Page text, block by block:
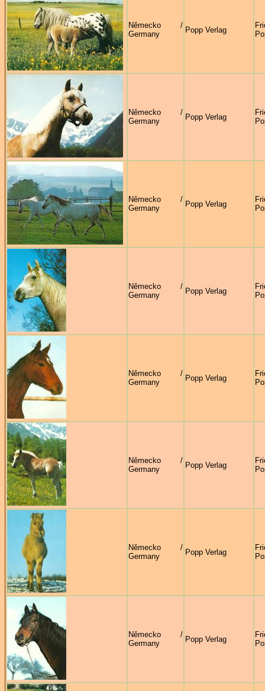
Německo /
Germany
Popp Verlag
Německo /
Germany
Popp Verlag
Německo /
Germany
Popp Verlag
Německo /
Germany
Popp Verlag
Německo /
Germany
Popp Verlag
Německo /
Germany
Popp Verlag
Německo /
Germany
Popp Verlag
Německo /
Germany
Popp Verlag